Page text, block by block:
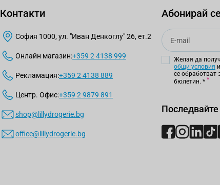
Контакти
София 1000, ул. "Иван Денкоглу" 26, ет.2
Онлайн магазин:+359 2 4138 999
Рекламация:+359 2 4138 889
Центр. Офис:+359 2 9879 891
shop@lillydrogerie.bg
office@lillydrogerie.bg
Абонирай
Email
Желая да
общи условия
се обработват
бюлетин. *
Последвайте